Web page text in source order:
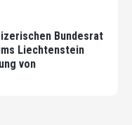
Bundesrat
Liechtenstein
von